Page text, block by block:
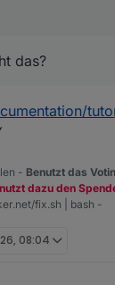
das?
- Benutzt das
dazu den
fix.sh | bash -
08:04